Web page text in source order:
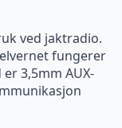
ved jaktradio.
fungerer
3,5mm AUX-